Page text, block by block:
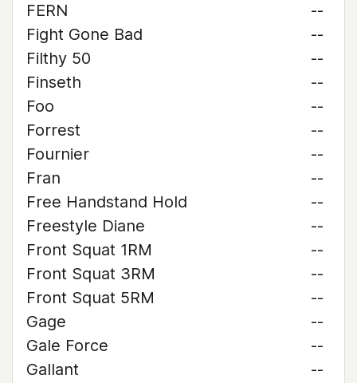
FERN
--
Fight Gone Bad
--
Filthy 50
--
Finseth
--
Foo
--
Forrest
--
Fournier
--
Fran
--
Free Handstand Hold
--
Freestyle Diane
--
Front Squat 1RM
--
Front Squat 3RM
--
Front Squat 5RM
--
Gage
--
Gale Force
--
Gallant
--